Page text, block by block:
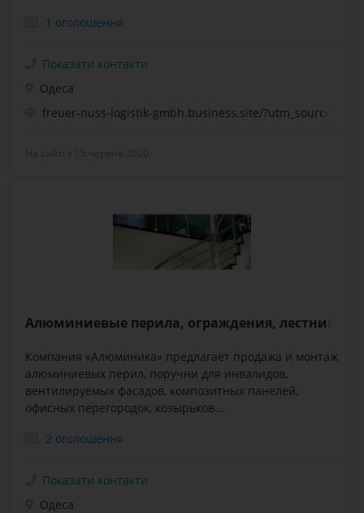
1 оголошення
Показати контакти
Одеса
freuer-nuss-logistik-gmbh.business.site/
Алюминиевые перила, ограждения, лестницы
Компания «Алюминика» предлагает продажа и монтаж
алюминиевых перил, поручни для инвалидов,
вентилируемых фасадов, композитных панелей,
офисных перегородок, козырьков...
2 оголошення
Показати контакти
Одеса